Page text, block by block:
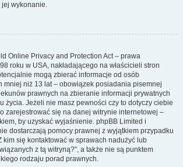
wykonanie.
Online Privacy and Protection Act – prawa
roku w USA, nakładającego na właścicieli stron
mogą zbierać informacje od osób
mniej niż 13 lat – obowiązek posiadania pisemnej
prawnych na zbieranie informacji prywatnych
życia. Jeżeli nie masz pewności czy to dotyczy ciebie
zarejestrować się na danej witrynie internetowej –
by uzyskać wyjaśnienie. phpBB Limited i
dostarczają pomocy prawnej z wyjątkiem przypadku
kim się kontaktować w sprawach nadużyć lub
z tą witryną?”, a także nie są punktem
rodzaju porad prawnych.